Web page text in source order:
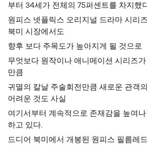
부터 34세가 전체의 75퍼센트를 차지했
원피스 넷플릭스 오리지널 드라마 시리
북미 시장에서도
향후 보다 주목도가 높아지게 될 것으로
무엇보다 원작이나 애니메이션 시리즈
만큼
귀멸의 칼날 주술회전만큼 새로운 관객
어려운 것도 사실
여기서부터 계속적으로 존재감을 높여
하고 있다.
드디어 북미에서 개봉된 원피스 필름레